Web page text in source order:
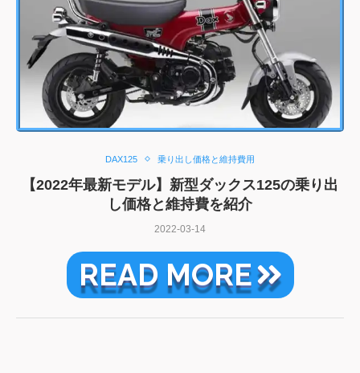
DAX125 乗り出し価格と維持費用
【2022年最新モデル】新型ダックス125の乗り出
し価格と維持費を紹介
2022-03-14
READ MORE